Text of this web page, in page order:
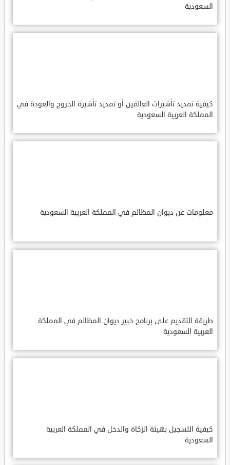
السعودية
كيفية تمديد تأشيرات العالقين أو تمديد تأشيرة الخروج والعودة في
المملكة العربية السعودية
معلومات عن ديوان المظالم في المملكة العربية السعودية
طريقة التقديم على برنامج خبير ديوان المظالم في المملكة
العربية السعودية
كيفية التسجيل بهيئة الزكاة والدخل في المملكة العربية
السعودية